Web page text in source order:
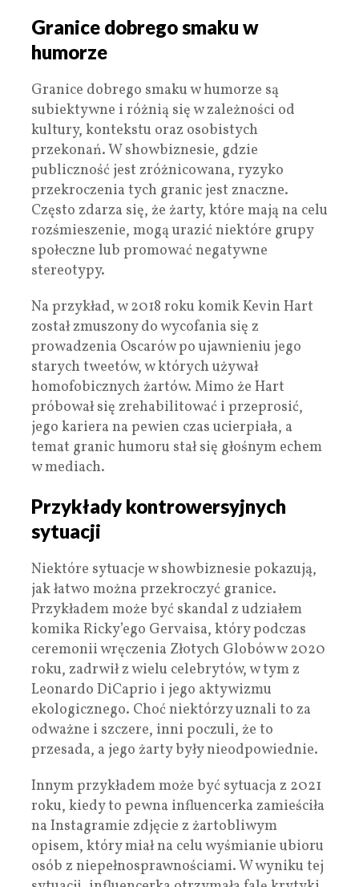
Granice dobrego smaku w
humorze
Granice dobrego smaku w humorze są
subiektywne i różnią się w zależności od
kultury, kontekstu oraz osobistych
przekonań. W showbiznesie, gdzie
publiczność jest zróżnicowana, ryzyko
przekroczenia tych granic jest znaczne.
Często zdarza się, że żarty, które mają na celu
rozśmieszenie, mogą urazić niektóre grupy
społeczne lub promować negatywne
stereotypy.
Na przykład, w 2018 roku komik Kevin Hart
został zmuszony do wycofania się z
prowadzenia Oscarów po ujawnieniu jego
starych tweetów, w których używał
homofobicznych żartów. Mimo że Hart
próbował się zrehabilitować i przeprosić,
jego kariera na pewien czas ucierpiała, a
temat granic humoru stał się głośnym echem
w mediach.
Przykłady kontrowersyjnych
sytuacji
Niektóre sytuacje w showbiznesie pokazują,
jak łatwo można przekroczyć granice.
Przykładem może być skandal z udziałem
komika Ricky’ego Gervaisa, który podczas
ceremonii wręczenia Złotych Globów w 2020
roku, zadrwił z wielu celebrytów, w tym z
Leonardo DiCaprio i jego aktywizmu
ekologicznego. Choć niektórzy uznali to za
odważne i szczere, inni poczuli, że to
przesada, a jego żarty były nieodpowiednie.
Innym przykładem może być sytuacja z 2021
roku, kiedy to pewna influencerka zamieściła
na Instagramie zdjęcie z żartobliwym
opisem, który miał na celu wyśmianie ubioru
osób z niepełnosprawnościami. W wyniku tej